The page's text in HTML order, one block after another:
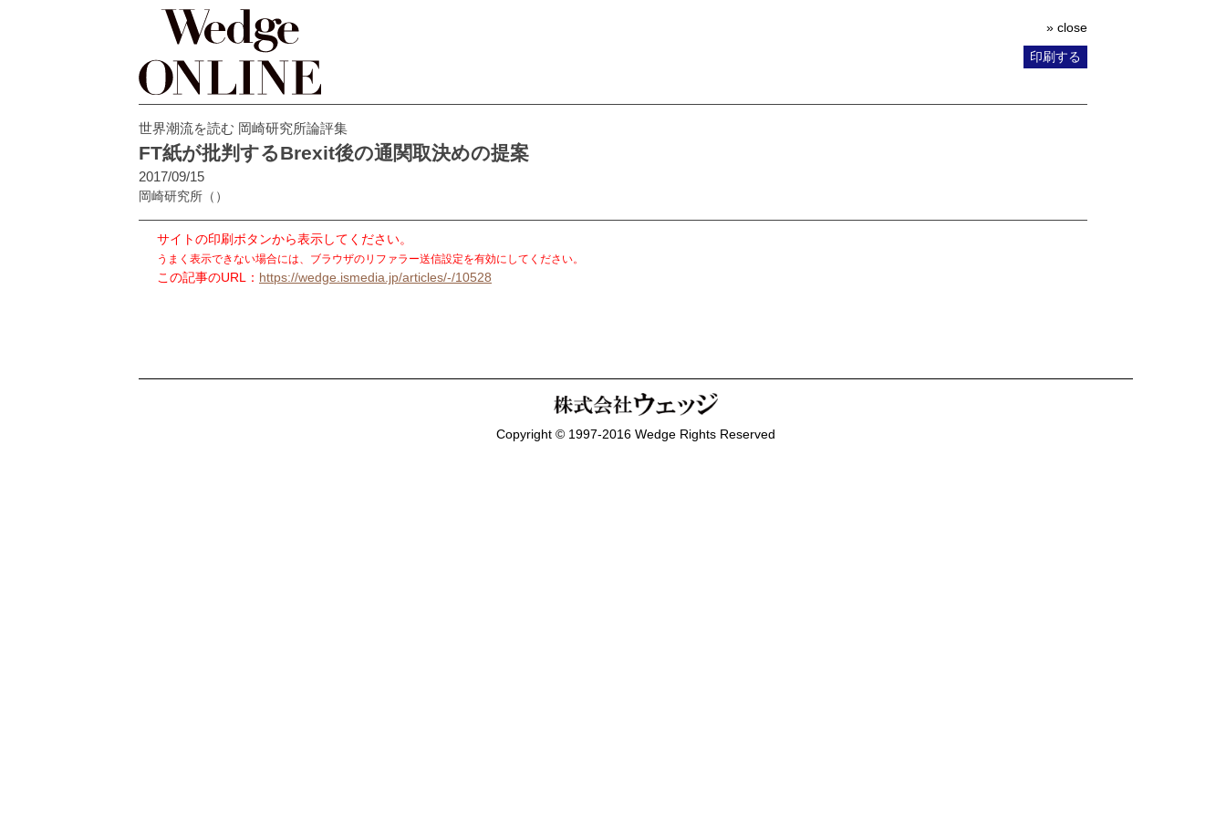
» close
印刷する
世界潮流を読む 岡崎研究所論評集
FT紙が批判するBrexit後の通関取決めの提案
2017/09/15
岡崎研究所 （）
サイトの印刷ボタンから表示してください。
うまく表示できない場合には、ブラウザのリファラー送信設定を有効にしてください。
この記事のURL： https://wedge.ismedia.jp/articles/-/10528
Copyright © 1997-2016 Wedge Rights Reserved